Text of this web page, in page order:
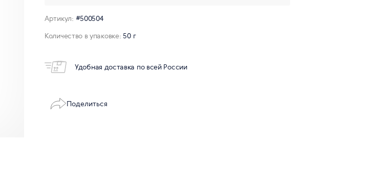
Артикул: #500504
Количество в упаковке: 50 г
Удобная доставка по всей России
Поделиться